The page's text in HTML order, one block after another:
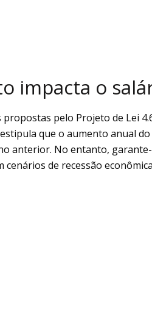
impacta o
propostas pelo Projeto de Lei
que o aumento anual
anterior. No entanto,
cenários de recessão